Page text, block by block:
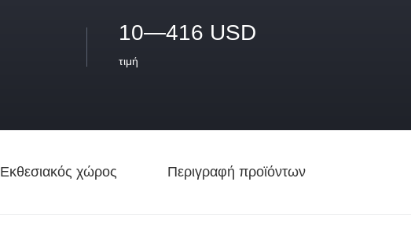
10—416 USD
τιμή
Εκθεσιακός χώρος Περιγραφή προϊόντων